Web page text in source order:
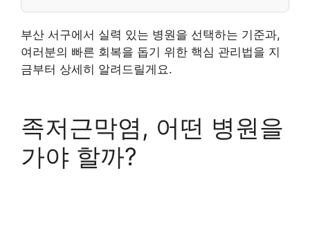
부산 서구에서 실력 있는 병원을 선택하는 기준과,
여러분의 빠른 회복을 돕기 위한 핵심 관리법을 지
금부터 상세히 알려드릴게요.
족저근막염, 어떤 병원을
가야 할까?